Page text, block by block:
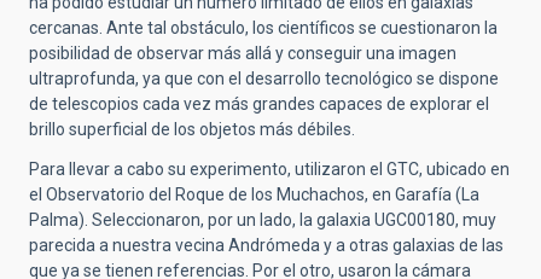
cercanas. Ante tal obstáculo, los científicos se cuestionaron la
posibilidad de observar más allá y conseguir una imagen
ultraprofunda, ya que con el desarrollo tecnológico se dispone
de telescopios cada vez más grandes capaces de explorar el
brillo superficial de los objetos más débiles.
Para llevar a cabo su experimento, utilizaron el GTC, ubicado en
el Observatorio del Roque de los Muchachos, en Garafía (La
Palma). Seleccionaron, por un lado, la galaxia UGC00180, muy
parecida a nuestra vecina Andrómeda y a otras galaxias de las
que ya se tienen referencias. Por el otro, usaron la cámara